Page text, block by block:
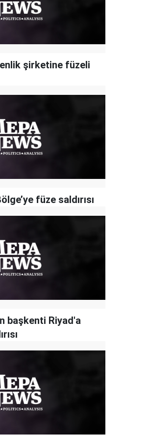
şirketine füzeli
füze saldırısı
başkenti Riyad'a